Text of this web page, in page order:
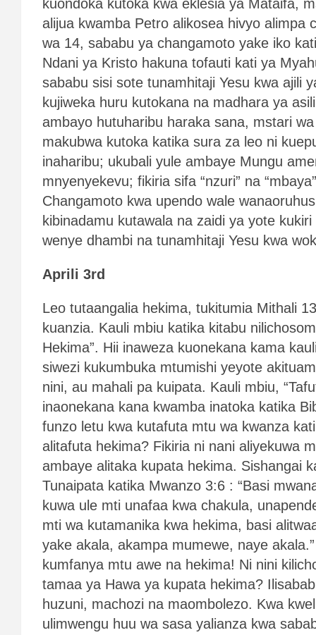
kuondoka kutoka kwa eklesia ya Mataifa,
alijua kwamba Petro alikosea hivyo alimpa
wa 14, sababu ya changamoto yake iko
Ndani ya Kristo hakuna tofauti kati ya
sababu sisi sote tunamhitaji Yesu kwa ajili
kujiweka huru kutokana na madhara ya
ambayo hutuharibu haraka sana, mstari
makubwa kutoka katika sura za leo ni
inaharibu; ukubali yule ambaye Mungu
mnyenyekevu; fikiria sifa “nzuri” na
Changamoto kwa upendo wale
kibinadamu kutawala na zaidi ya yote
wenye dhambi na tunamhitaji Yesu kwa
Aprili 3rd
Leo tutaangalia hekima, tukitumia Mithali
kuanzia. Kauli mbiu katika kitabu
Hekima”. Hii inaweza kuonekana kama
siwezi kukumbuka mtumishi yeyote
nini, au mahali pa kuipata. Kauli mbiu,
inaonekana kana kwamba inatoka katika
funzo letu kwa kutafuta mtu wa kwanza
alitafuta hekima? Fikiria ni nani aliyekuwa
ambaye alitaka kupata hekima. Sishangai
Tunaipata katika Mwanzo 3:6 : “Basi
kuwa ule mti unafaa kwa chakula,
mti wa kutamanika kwa hekima, basi
yake akala, akampa mumewe, naye
kumfanya mtu awe na hekima! Ni nini
tamaa ya Hawa ya kupata hekima?
huzuni, machozi na maombolezo. Kwa
ulimwengu huu wa sasa yalianza kwa